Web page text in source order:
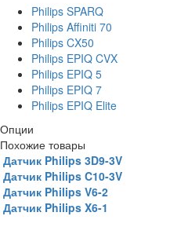
Philips SPARQ
Philips Affiniti 70
Philips CX50
Philips EPIQ CVX
Philips EPIQ 5
Philips EPIQ 7
Philips EPIQ Elite
Опции
Похожие товары
Датчик Philips 3D9-3V
Датчик Philips C10-3V
Датчик Philips V6-2
Датчик Philips X6-1